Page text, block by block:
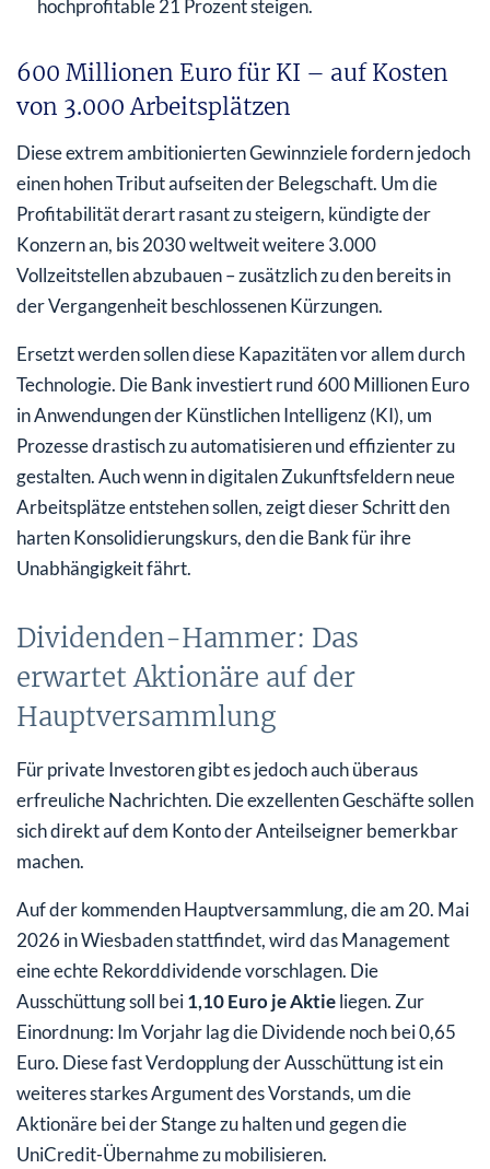
hochprofitable 21 Prozent steigen.
600 Millionen Euro für KI – auf Kosten
von 3.000 Arbeitsplätzen
Diese extrem ambitionierten Gewinnziele fordern jedoch
einen hohen Tribut aufseiten der Belegschaft. Um die
Profitabilität derart rasant zu steigern, kündigte der
Konzern an, bis 2030 weltweit weitere 3.000
Vollzeitstellen abzubauen – zusätzlich zu den bereits in
der Vergangenheit beschlossenen Kürzungen.
Ersetzt werden sollen diese Kapazitäten vor allem durch
Technologie. Die Bank investiert rund 600 Millionen Euro
in Anwendungen der Künstlichen Intelligenz (KI), um
Prozesse drastisch zu automatisieren und effizienter zu
gestalten. Auch wenn in digitalen Zukunftsfeldern neue
Arbeitsplätze entstehen sollen, zeigt dieser Schritt den
harten Konsolidierungskurs, den die Bank für ihre
Unabhängigkeit fährt.
Dividenden-Hammer: Das
erwartet Aktionäre auf der
Hauptversammlung
Für private Investoren gibt es jedoch auch überaus
erfreuliche Nachrichten. Die exzellenten Geschäfte sollen
sich direkt auf dem Konto der Anteilseigner bemerkbar
machen.
Auf der kommenden Hauptversammlung, die am 20. Mai
2026 in Wiesbaden stattfindet, wird das Management
eine echte Rekorddividende vorschlagen. Die
Ausschüttung soll bei1,10 Euro je Aktieliegen. Zur
Einordnung: Im Vorjahr lag die Dividende noch bei 0,65
Euro. Diese fast Verdopplung der Ausschüttung ist ein
weiteres starkes Argument des Vorstands, um die
Aktionäre bei der Stange zu halten und gegen die
UniCredit-Übernahme zu mobilisieren.